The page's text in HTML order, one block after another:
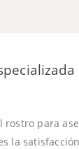
rostro para
la